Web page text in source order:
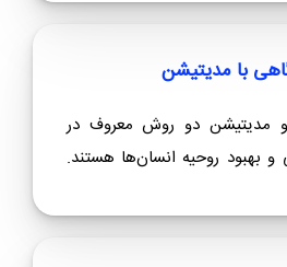
با مدیتیشن
مدیتیشن دو روش معروف در
و بهبود روحیه انسان‌ها هستند.